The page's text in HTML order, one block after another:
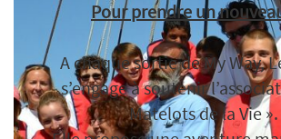
Pour prendre un
A chaque sortie de My Way,
s’engage à soutenir
Matelots de la Vie ».